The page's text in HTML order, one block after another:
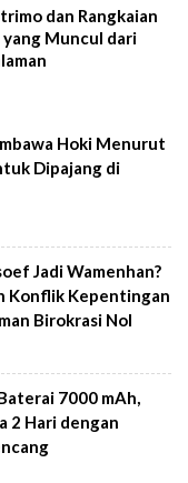
dan Rangkaian
Muncul dari
Hoki Menurut
Dipajang di
Jadi Wamenhan?
Konflik Kepentingan
Birokrasi Nol
7000 mAh,
2 Hari dengan